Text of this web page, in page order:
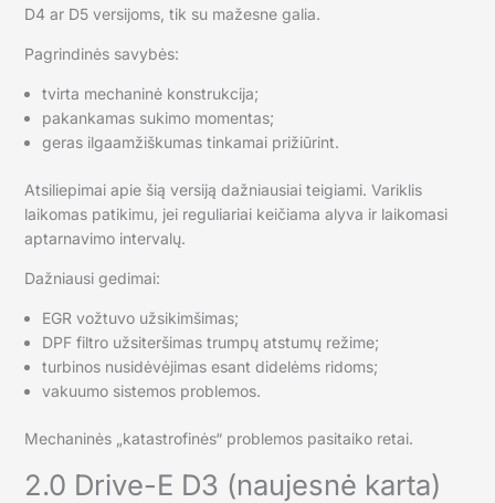
D4 ar D5 versijoms, tik su mažesne galia.
Pagrindinės savybės:
tvirta mechaninė konstrukcija;
pakankamas sukimo momentas;
geras ilgaamžiškumas tinkamai prižiūrint.
Atsiliepimai apie šią versiją dažniausiai teigiami. Variklis
laikomas patikimu, jei reguliariai keičiama alyva ir laikomasi
aptarnavimo intervalų.
Dažniausi gedimai:
EGR vožtuvo užsikimšimas;
DPF filtro užsiteršimas trumpų atstumų režime;
turbinos nusidėvėjimas esant didelėms ridoms;
vakuumo sistemos problemos.
Mechaninės „katastrofinės“ problemos pasitaiko retai.
2.0 Drive-E D3 (naujesnė karta)